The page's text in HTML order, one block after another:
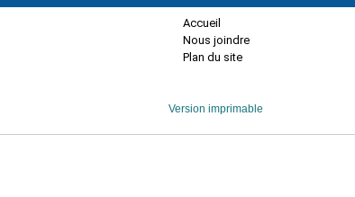
Accueil
Nous joindre
Plan du site
Version imprimable